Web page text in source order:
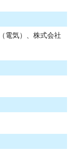
電気）、株式会社